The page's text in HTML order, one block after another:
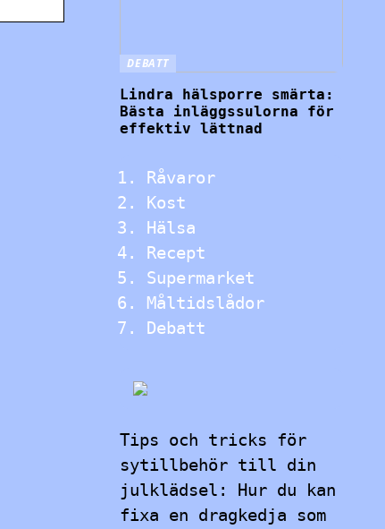
DEBATT
Lindra hälsporre smärta:
Bästa inläggssulorna för
effektiv lättnad
Råvaror
Kost
Hälsa
Recept
Supermarket
Måltidslådor
Debatt
Tips och tricks för
sytillbehör till din
julklädsel: Hur du kan
fixa en dragkedja som